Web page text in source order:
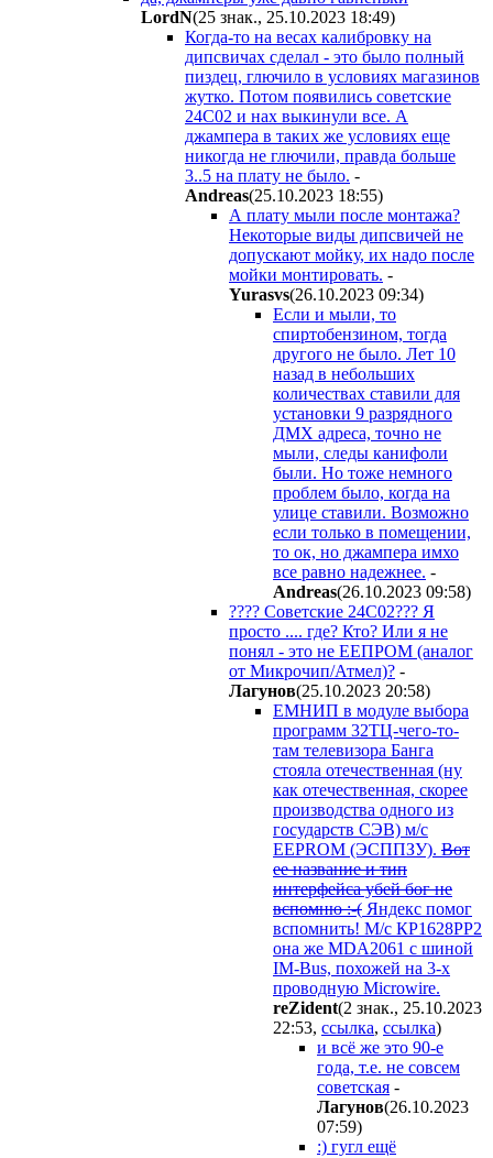
LordN(25 знак., 25.10.2023 18:49)
Когда-то на весах калибровку на
дипсвичах сделал - это было полный
пиздец, глючило в условиях магазинов
жутко. Потом появились советские
24С02 и нах выкинули все. А
джампера в таких же условиях еще
никогда не глючили, правда больше
3..5 на плату не было. -
Andreas(25.10.2023 18:55)
А плату мыли после монтажа?
Некоторые виды дипсвичей не
допускают мойку, их надо после
мойки монтировать. -
Yurasvs(26.10.2023 09:34)
Если и мыли, то
спиртобензином, тогда
другого не было. Лет 10
назад в небольших
количествах ставили для
установки 9 разрядного
ДМХ адреса, точно не
мыли, следы канифоли
были. Но тоже немного
проблем было, когда на
улице ставили. Возможно
если только в помещении,
то ок, но джампера имхо
все равно надежнее. -
Andreas(26.10.2023 09:58)
???? Советские 24С02??? Я
просто .... где? Кто? Или я не
понял - это не ЕЕПРОМ (аналог
от Микрочип/Атмел)? -
Лaгyнoв(25.10.2023 20:58)
ЕМНИП в модуле выбора
программ 32ТЦ-чего-то-
там телевизора Банга
стояла отечественная (ну
как отечественная, скорее
производства одного из
государств СЭВ) м/с
EEPROM (ЭСППЗУ). Вот
ее название и тип
интерфейса убей бог не
вспомню :-( Яндекс помог
вспомнить! М/с КР1628РР2
она же MDA2061 с шиной
IM-Bus, похожей на 3-х
проводную Microwire.
reZident(2 знак., 25.10.2023
22:53, ссылка, ссылка)
и всё же это 90-е
года, т.е. не совсем
советская -
Лaгyнoв(26.10.2023
07:59)
:) гугл ещё